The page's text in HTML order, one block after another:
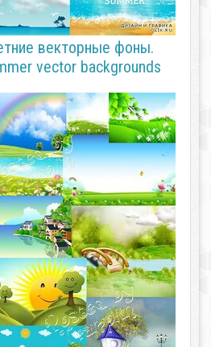
векторные фоны.
vector backgrounds